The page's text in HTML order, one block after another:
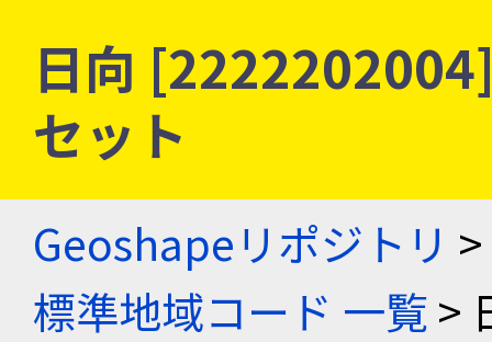
日向
セット
Geoshapeリポジトリ >
標準地域コード 一覧>